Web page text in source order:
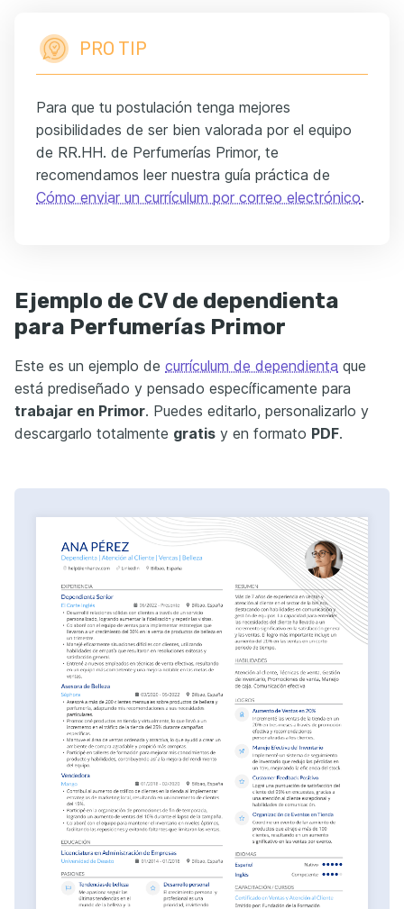
PRO TIP
Para que tu postulación tenga mejores
posibilidades de ser bien valorada por el equipo
de RR.HH. de Perfumerías Primor, te
recomendamos leer nuestra guía práctica de
Cómo enviar un currículum por correo electrónico.
Ejemplo de CV de dependienta
para Perfumerías Primor
Este es un ejemplo de currículum de dependienta que
está prediseñado y pensado específicamente para
trabajar en Primor. Puedes editarlo, personalizarlo y
descargarlo totalmente gratis y en formato PDF.